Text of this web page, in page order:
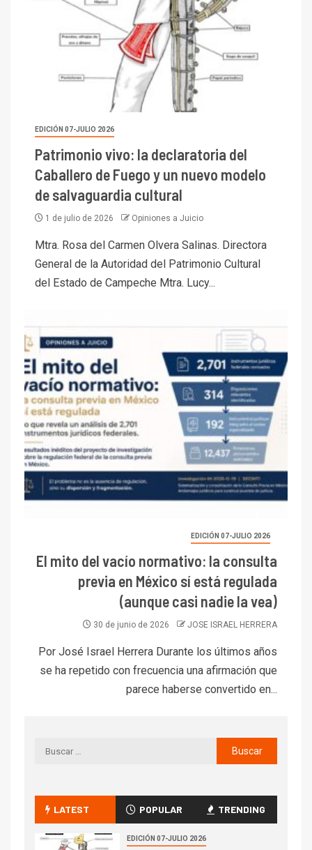
EDICIÓN 07-JULIO 2026
Patrimonio vivo: la declaratoria del
Caballero de Fuego y un nuevo modelo
de salvaguardia cultural
1 de julio de 2026 Opiniones a Juicio
Mtra. Rosa del Carmen Olvera Salinas. Directora
General de la Autoridad del Patrimonio Cultural
del Estado de Campeche Mtra. Lucy...
EDICIÓN 07-JULIO 2026
El mito del vacío normativo: la consulta
previa en México sí está regulada
(aunque casi nadie la vea)
30 de junio de 2026 JOSE ISRAEL HERRERA
Por José Israel Herrera Durante los últimos años
se ha repetido con frecuencia una afirmación que
parece haberse convertido en...
LATEST POPULAR TRENDING
EDICIÓN 07-JULIO 2026